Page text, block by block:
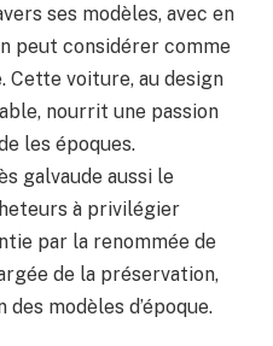
ses modèles, avec en
peut considérer comme
Cette voiture, au design
nourrit une passion
les époques.
galvaude aussi le
à privilégier
par la renommée de
de la préservation,
modèles d’époque.